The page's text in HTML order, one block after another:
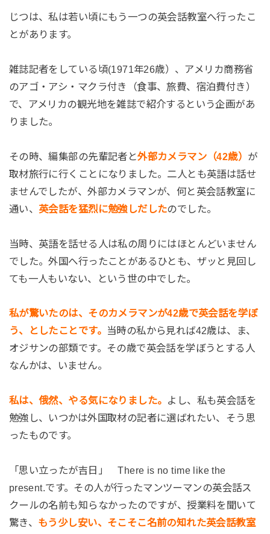
じつは、私は若い頃にもう一つの英会話教室へ行ったこ
とがあります。
雑誌記者をしている頃(1971年26歳）、アメリカ商務省
のアゴ・アシ・マクラ付き（食事、旅費、宿泊費付き）
で、アメリカの観光地を雑誌で紹介するという企画があ
りました。
その時、編集部の先輩記者と外部カメラマン（42歳） が
取材旅行に行くことになりました。二人とも英語は話せ
ませんでしたが、外部カメラマンが、何と英会話教室に
通い、 英会話を猛烈に勉強しだしたのでした。
当時、英語を話せる人は私の周りにはほとんどいません
でした。外国へ行ったことがあるひとも、ザッと見回し
ても一人もいない、という世の中でした。
私が驚いたのは、そのカメラマンが42歳で英会話を学ぼ
う、としたことです。
当時の私から見れば42歳は、ま、
オジサンの部類です。その歳で英会話を学ぼうとする人
なんかは、いません。
私は、俄然、やる気になりました。 よし、私も英会話を
勉強し、いつかは外国取材の記者に選ばれたい、そう思
ったものです。
「思い立ったが吉日」 There is no time like the
present.です。その人が行ったマンツーマンの英会話ス
クールの名前も知らなかったのですが、授業料を聞いて
驚き、 もう少し安い、そこそこ名前の知れた英会話教室